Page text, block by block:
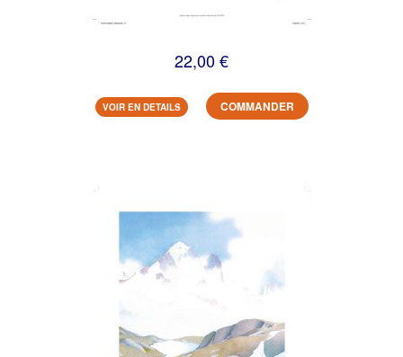
22,00 €
VOIR EN DETAILS COMMANDER